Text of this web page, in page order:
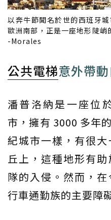
以奔牛節聞名於世的西班牙
歐洲南部，正是一座地形陡
-Morales
公共電梯意外帶
潘普洛納是一座位
市，擁有 3000 多年
紀城市一樣，有很
丘上，這種地形有
隊的入侵。然而，
行車通勤族的主要障